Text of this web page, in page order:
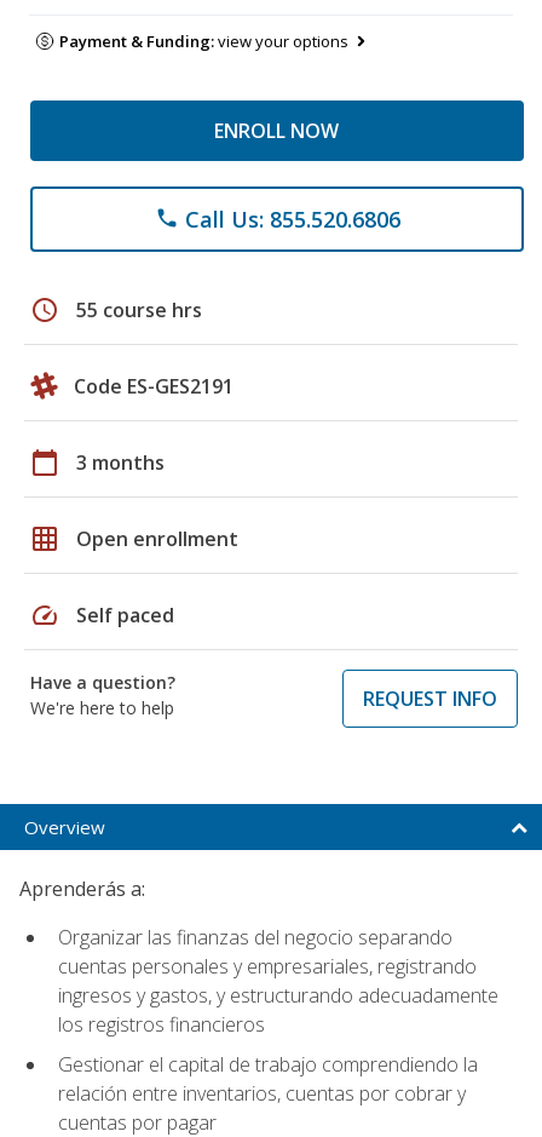
Payment & Funding:view your options
ENROLL NOW
phone Call Us: 855.520.6806
schedule 55 course hrs
Code ES-GES2191
calendar_today 3 months
grid_on Open enrollment
speed Self paced
Have a question?
We're here to help
REQUEST INFO
Overview
Aprenderás a:
Organizar las finanzas del negocio separando
cuentas personales y empresariales, registrando
ingresos y gastos, y estructurando adecuadamente
los registros financieros
Gestionar el capital de trabajo comprendiendo la
relación entre inventarios, cuentas por cobrar y
cuentas por pagar